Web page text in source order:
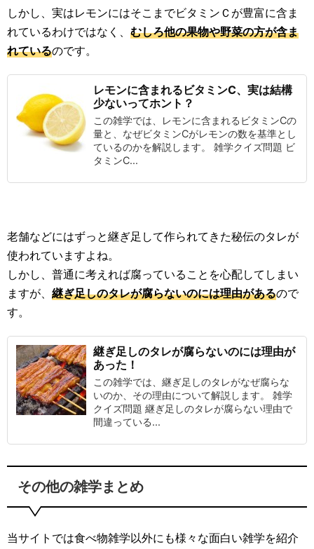
しかし、実はレモンにはそこまでビタミンＣが豊富に含ま
れているわけではなく、 むしろ他の果物や野菜の方が含ま
れているのです。
レモンに含まれるビタミンC、実は結構
少ないってホント？
この雑学では、レモンに含まれるビタミンCの
量と、なぜビタミンCがレモンの数を基準とし
ているのかを解説します。 雑学クイズ問題 ビ
タミンC...
老舗などにはずっと継ぎ足して作られてきた秘伝のタレが
使われていますよね。
しかし、普通に考えれば腐っていることを心配してしまい
ますが、 継ぎ足しのタレが腐らないのには理由があるので
す。
継ぎ足しのタレが腐らないのには理由が
あった！
この雑学では、継ぎ足しのタレがなぜ腐らな
いのか、その理由について解説します。 雑学
クイズ問題 継ぎ足しのタレが腐らない理由で
間違っている...
その他の雑学まとめ
当サイトでは食べ物雑学以外にも様々な面白い雑学を紹介